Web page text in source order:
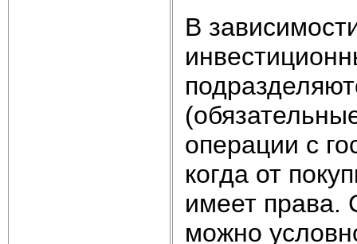
В
операции с
когда от
имеет права.
можно